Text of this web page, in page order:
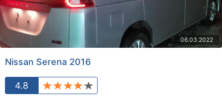
06.03.2022
Nissan Serena 2016
4.8